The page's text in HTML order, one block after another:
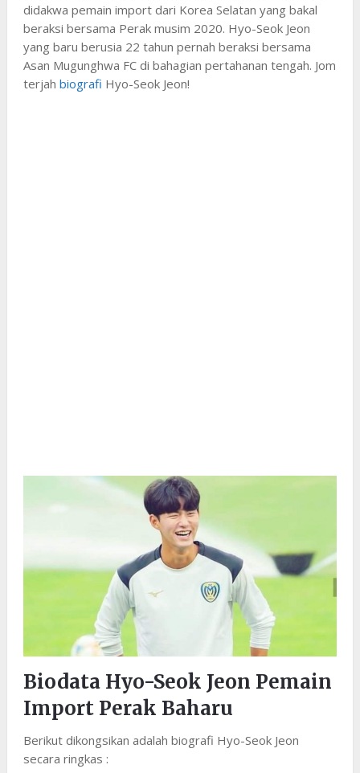
didakwa pemain import dari Korea Selatan yang bakal
beraksi bersama Perak musim 2020. Hyo-Seok Jeon
yang baru berusia 22 tahun pernah beraksi bersama
Asan Mugunghwa FC di bahagian pertahanan tengah. Jom
terjah biografi Hyo-Seok Jeon!
Biodata Hyo-Seok Jeon Pemain
Import Perak Baharu
Berikut dikongsikan adalah biografi Hyo-Seok Jeon
secara ringkas :